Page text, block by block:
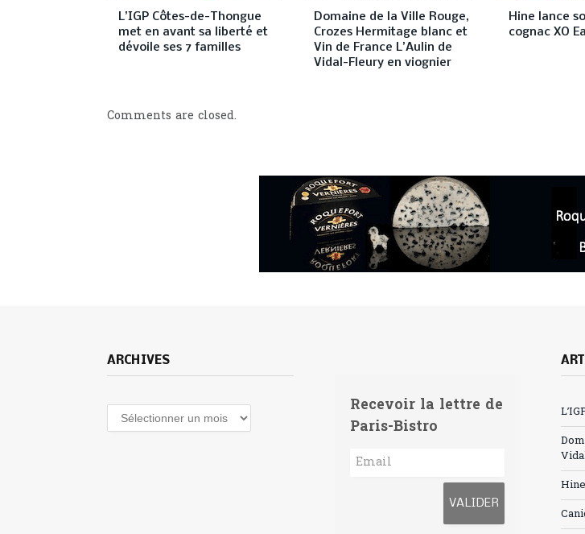
L’IGP Côtes-de-Thongue
met en avant sa liberté et
dévoile ses 7 familles
Domaine de la Ville Rouge,
Crozes Hermitage blanc et
Vin de France L’Aulin de
Vidal-Fleury en viognier
Hine lance
cognac XO
Comments are closed.
ARCHIVES
Archives
Recevoir la lettre de
Paris-Bistro